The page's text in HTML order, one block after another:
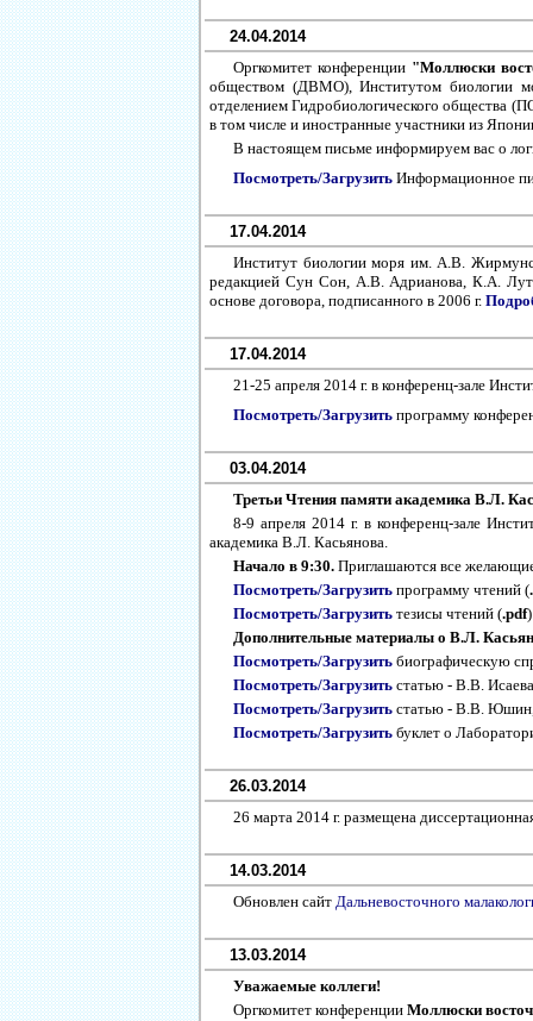
24.04.2014
Оргкомитет конференции "Моллюски
обществом (ДВМО), Институтом
отделением Гидробиологического общества
в том числе и иностранные участники из
В настоящем письме информируем вас о
Посмотреть/Загрузить Информационное
17.04.2014
Институт биологии моря им. А.В.
редакцией Сун Сон, А.В. Адрианова, К.А.
основе договора, подписанного в 2006 г.
17.04.2014
21-25 апреля 2014 г. в конференц-зале
Посмотреть/Загрузить программу
03.04.2014
Третьи Чтения памяти академика В.Л.
8-9 апреля 2014 г. в конференц-зале
академика В.Л. Касьянова.
Начало в 9:30. Приглашаются все
Посмотреть/Загрузить программу чтений (
Посмотреть/Загрузить тезисы чтений (.pdf)
Дополнительные материалы о В.Л.
Посмотреть/Загрузить биографическую
Посмотреть/Загрузить статью - В.В.
Посмотреть/Загрузить статью - В.В. Юшин,
Посмотреть/Загрузить буклет о
26.03.2014
26 марта 2014 г. размещена
14.03.2014
Обновлен сайт Дальневосточного
13.03.2014
Уважаемые коллеги!
Оргкомитет конференции Моллюски